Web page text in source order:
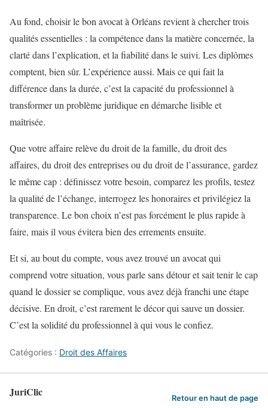
Au fond, choisir le bon avocat à Orléans revient à chercher trois
qualités essentielles : la compétence dans la matière concernée, la
clarté dans l’explication, et la fiabilité dans le suivi. Les diplômes
comptent, bien sûr. L’expérience aussi. Mais ce qui fait la
différence dans la durée, c’est la capacité du professionnel à
transformer un problème juridique en démarche lisible et
maîtrisée.
Que votre affaire relève du droit de la famille, du droit des
affaires, du droit des entreprises ou du droit de l’assurance, gardez
le même cap : définissez votre besoin, comparez les profils, testez
la qualité de l’échange, interrogez les honoraires et privilégiez la
transparence. Le bon choix n’est pas forcément le plus rapide à
faire, mais il vous évitera bien des errements ensuite.
Et si, au bout du compte, vous avez trouvé un avocat qui
comprend votre situation, vous parle sans détour et sait tenir le cap
quand le dossier se complique, vous avez déjà franchi une étape
décisive. En droit, c’est rarement le décor qui sauve un dossier.
C’est la solidité du professionnel à qui vous le confiez.
Catégories : Droit des Affaires
JuriClic Retour en haut de page